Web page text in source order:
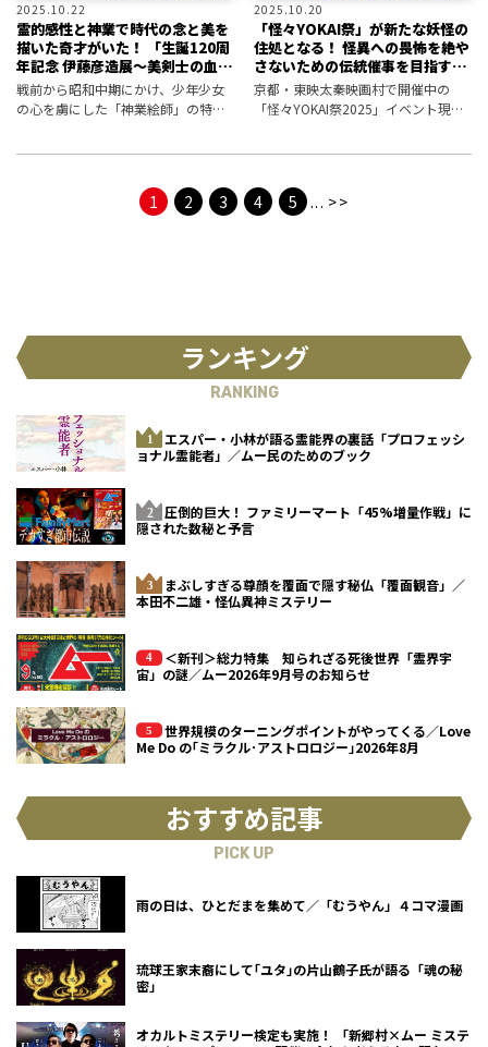
2025.10.22
霊的感性と神業で時代の念と美を
描いた奇才がいた！ 「生誕120周
年記念 伊藤彦造展～美剣士の血と
エロティシズム～」
戦前から昭和中期にかけ、少年少女
の心を虜にした「神業絵師」の特集
2025.10.20
「怪々YOKAI祭」が新たな妖怪の
住処となる！ 怪異への畏怖を絶や
さないための伝統催事を目指すプ
ロデューサーにインタビュー
京都・東映太秦映画村で開催中の
「怪々YOKAI祭2025」イベント現場
に、妖怪を集める活動について聞い
た
1 2 3 4 5 ... >>
ランキング
RANKING
エスパー・小林が語る霊能界の裏話「プロフェッシ
ョナル霊能者」／ムー民のためのブック
圧倒的巨大！ ファミリーマート「45%増量作戦」に
隠された数秘と予言
まぶしすぎる尊顔を覆面で隠す秘仏「覆面観音」／
本田不二雄・怪仏異神ミステリー
＜新刊＞総力特集 知られざる死後世界「霊界宇
宙」の謎／ムー2026年9月号のお知らせ
世界規模のターニングポイントがやってくる／Love
Me Do の｢ミラクル･アストロロジー｣2026年8月
おすすめ記事
PICK UP
雨の日は、ひとだまを集めて／「むうやん」４コマ漫画
琉球王家末裔にして｢ユタ｣の片山鶴子氏が語る「魂の秘
密」
オカルトミステリー検定も実施！ 「新郷村×ムー ミステ